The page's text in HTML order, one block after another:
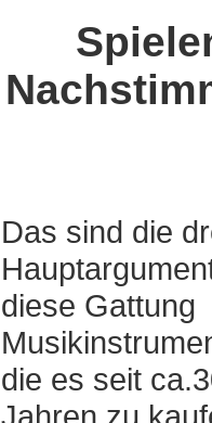
Das sind die
diese Gattung
die es seit